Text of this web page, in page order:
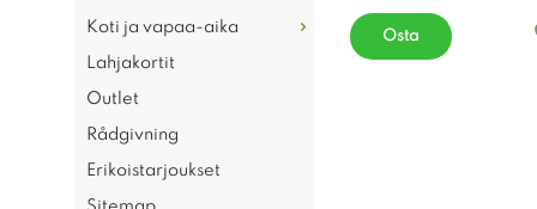
Koti ja vapaa-aika
Lahjakortit
Outlet
Rådgivning
Erikoistarjoukset
Osta